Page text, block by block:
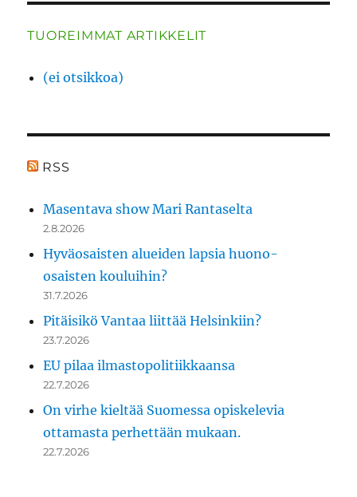
TUOREIMMAT ARTIKKELIT
(ei otsikkoa)
RSS
Masentava show Mari Rantaselta
2.8.2026
Hyväosaisten alueiden lapsia huono-
osaisten kouluihin?
31.7.2026
Pitäisikö Vantaa liittää Helsinkiin?
23.7.2026
EU pilaa ilmastopolitiikkaansa
22.7.2026
On virhe kieltää Suomessa opiskelevia
ottamasta perhettään mukaan.
22.7.2026